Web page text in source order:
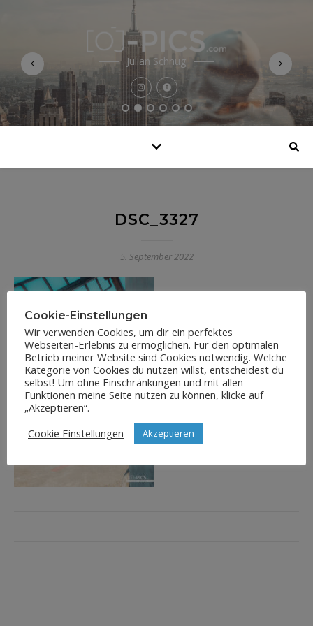
Julian Schnug
DSC_3327
5. September 2022
Cookie-Einstellungen
Wir verwenden Cookies, um dir ein perfektes
Webseiten-Erlebnis zu ermöglichen. Für den optimalen
Betrieb meiner Website sind Cookies notwendig. Welche
Kategorie von Cookies du nutzen willst, entscheidest du
selbst! Um ohne Einschränkungen und mit allen
Funktionen meine Seite nutzen zu können, klicke auf
„Akzeptieren“.
Cookie Einstellungen
Akzeptieren